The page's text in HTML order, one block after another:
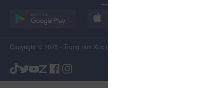
Copyright © 2025 - Trung tâm Xúc tiến Du lịch Tỉnh Lâm Đồng